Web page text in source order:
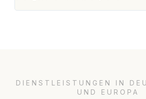
DIENSTLEISTUNGEN IN
UND EUROPA